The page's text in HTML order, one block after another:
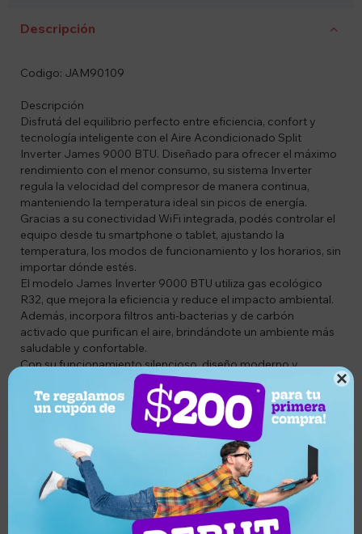

Descripción
Codigo: JAM90109
Descripción
Disfrutá del equilibrio perfecto entre eficiencia, confort y
tecnología inteligente con el Aire Acondicionado Split
Inverter James 9000 BTU. Diseñado para ofrecer el máximo
rendimiento con el menor consumo, su sistema Inverter
regula la velocidad del compresor de manera continua,
manteniendo la temperatura ideal sin picos de energía.
Gracias a su conectividad WiFi integrada, podés controlar el
equipo desde tu smartphone o tablet, ajustando la
temperatura, los modos de funcionamiento y los horarios, sin
importar dónde estés.
El modelo James Inverter 9000 BTU utiliza gas ecológico
R32, que mejora la eficiencia y reduce el impacto ambiental.
Además, incorpora filtros anti-bacterias y de carbón
activado que purifican el aire, brindándote un ambiente más
saludable y confortable.
Con su funcionamiento silencioso, diseño moderno y
tecnología avanzada, este aire acondicionado es la opción
ideal para dormitorios, salas de estar u oficinas donde el
confort y el ahorro energético son prioridad.
Características
• Sistema Inverter: mantiene la temperatura estable con
menor consumo eléctrico.
• Alta eficiencia energética: Clase A/A (en frío y calor).
• Función Frío/Calor para climatizar todo el año.
• Conectividad WiFi (Smart): control total desde tu